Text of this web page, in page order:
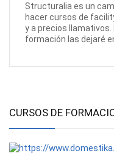
Structuralia es un
hacer cursos de
y a precios
formación las dejaré
CURSOS DE